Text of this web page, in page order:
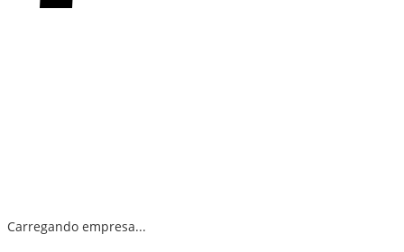
Carregando empresa...